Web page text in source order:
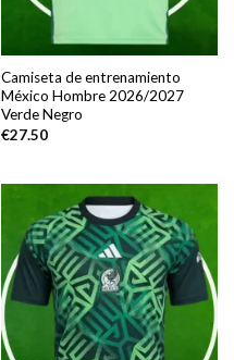
Camiseta de entrenamiento
México Hombre 2026/2027
Verde Negro
€27.50